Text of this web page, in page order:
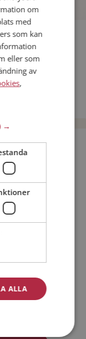
om
med
som kan
eller som
av
,
→
ALLA